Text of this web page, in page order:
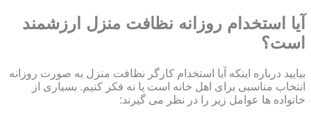
آیا استخدام روزانه نظافت منزل ارزشمند
است؟
بیایید درباره اینکه آیا استخدام کارگر نظافت منزل به صورت روزانه
انتخاب مناسبی برای اهل خانه است یا نه فکر کنیم. بسیاری از
خانواده ها عوامل زیر را در نظر می گیرند: